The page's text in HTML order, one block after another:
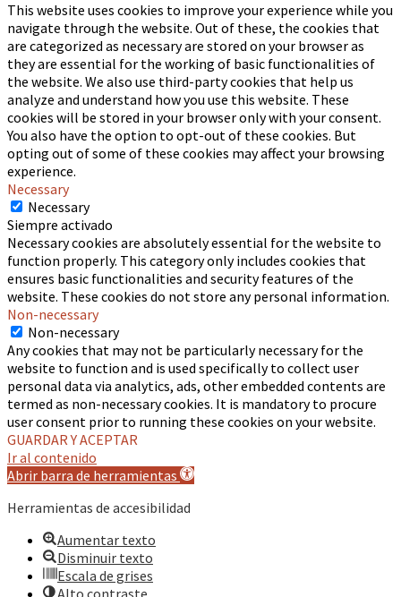
This website uses cookies to improve your experience while you
navigate through the website. Out of these, the cookies that
are categorized as necessary are stored on your browser as
they are essential for the working of basic functionalities of
the website. We also use third-party cookies that help us
analyze and understand how you use this website. These
cookies will be stored in your browser only with your consent.
You also have the option to opt-out of these cookies. But
opting out of some of these cookies may affect your browsing
experience.
Necessary
Necessary
Siempre activado
Necessary cookies are absolutely essential for the website to
function properly. This category only includes cookies that
ensures basic functionalities and security features of the
website. These cookies do not store any personal information.
Non-necessary
Non-necessary
Any cookies that may not be particularly necessary for the
website to function and is used specifically to collect user
personal data via analytics, ads, other embedded contents are
termed as non-necessary cookies. It is mandatory to procure
user consent prior to running these cookies on your website.
GUARDAR Y ACEPTAR
Ir al contenido
Abrir barra de herramientas
Herramientas de accesibilidad
Aumentar texto
Disminuir texto
Escala de grises